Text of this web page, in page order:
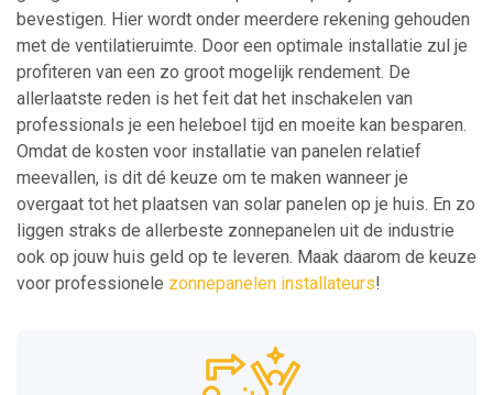
bevestigen. Hier wordt onder meerdere rekening gehouden
met de ventilatieruimte. Door een optimale installatie zul je
profiteren van een zo groot mogelijk rendement. De
allerlaatste reden is het feit dat het inschakelen van
professionals je een heleboel tijd en moeite kan besparen.
Omdat de kosten voor installatie van panelen relatief
meevallen, is dit dé keuze om te maken wanneer je
overgaat tot het plaatsen van solar panelen op je huis. En zo
liggen straks de allerbeste zonnepanelen uit de industrie
ook op jouw huis geld op te leveren. Maak daarom de keuze
voor professionele zonnepanelen installateurs!